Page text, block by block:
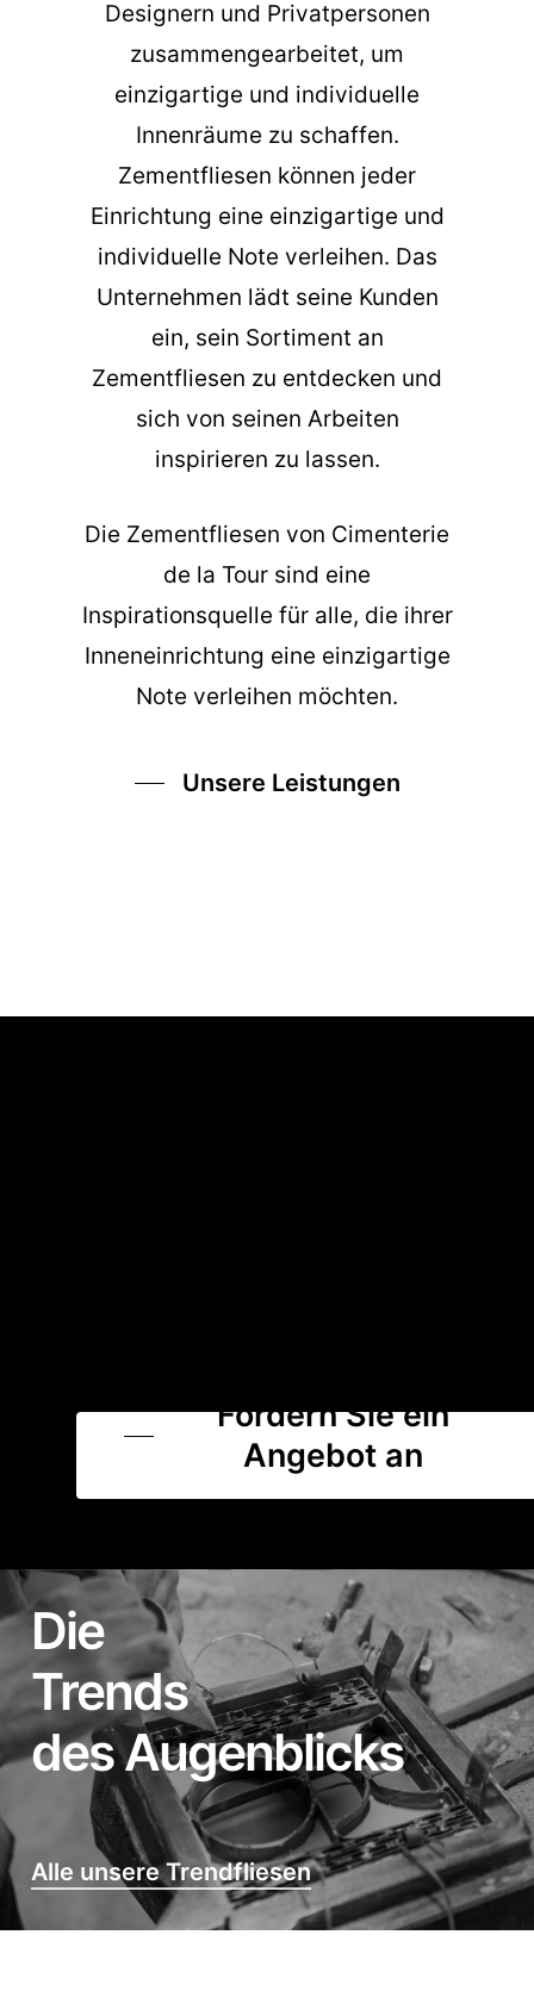
Designern und Privatpersonen
zusammengearbeitet, um
einzigartige und individuelle
Innenräume zu schaffen.
Zementfliesen können jeder
Einrichtung eine einzigartige und
individuelle Note verleihen. Das
Unternehmen lädt seine Kunden
ein, sein Sortiment an
Zementfliesen zu entdecken und
sich von seinen Arbeiten
inspirieren zu lassen.
Die Zementfliesen von Cimenterie
de la Tour sind eine
Inspirationsquelle für alle, die ihrer
Inneneinrichtung eine einzigartige
Note verleihen möchten.
Unsere Leistungen
Fordern Sie ein
Angebot an
Die
Trends
des Augenblicks
Alle unsere Trendfliesen